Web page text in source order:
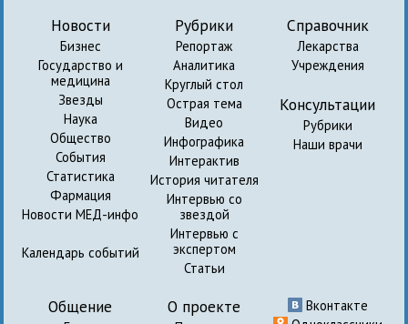
Новости
Бизнес
Государство и
медицина
Звезды
Наука
Общество
События
Статистика
Фармация
Новости МЕД-инфо
Календарь событий
Рубрики
Репортаж
Аналитика
Круглый стол
Острая тема
Видео
Инфографика
Интерактив
История читателя
Интервью со
звездой
Интервью с
экспертом
Статьи
Справочник
Лекарства
Учреждения
Консультации
Рубрики
Наши врачи
Общение О проекте
Вконтакте